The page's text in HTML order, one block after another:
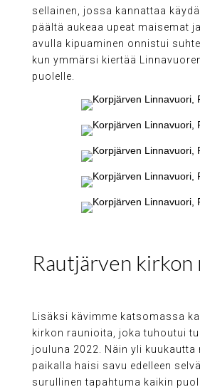
sellainen, jossa kannattaa
päältä aukeaa upeat maisemat
avulla kipuaminen onnistui
kun ymmärsi kiertää
puolelle.
Rautjärven kirkon
Lisäksi kävimme katsomassa
kirkon raunioita, joka tuhoutui
jouluna 2022. Näin yli kuukautta
paikalla haisi savu edelleen
surullinen tapahtuma kaikin